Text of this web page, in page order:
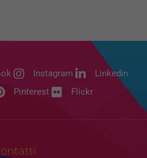
Instagram
Linkedin
Pinterest Flickr